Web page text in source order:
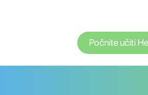
Počnite učiti